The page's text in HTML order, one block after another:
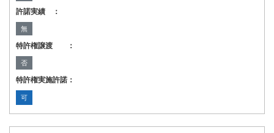
許諾実績 ：
無
特許権譲渡 ：
否
特許権実施許諾：
可